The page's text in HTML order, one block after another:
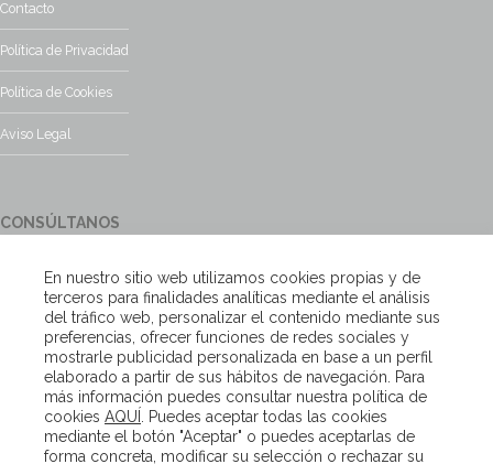
Contacto
Política de Privacidad
Política de Cookies
Aviso Legal
CONSÚLTANOS
encantados
Escríbenos
Copyright – Van Beveren 2020
En nuestro sitio web utilizamos cookies propias y de
terceros para finalidades analíticas mediante el análisis
del tráfico web, personalizar el contenido mediante sus
preferencias, ofrecer funciones de redes sociales y
mostrarle publicidad personalizada en base a un perfil
elaborado a partir de sus hábitos de navegación. Para
más información puedes consultar nuestra política de
cookies AQUÍ
. Puedes aceptar todas las cookies
mediante el botón "Aceptar" o puedes aceptarlas de
forma concreta, modificar su selección o rechazar su